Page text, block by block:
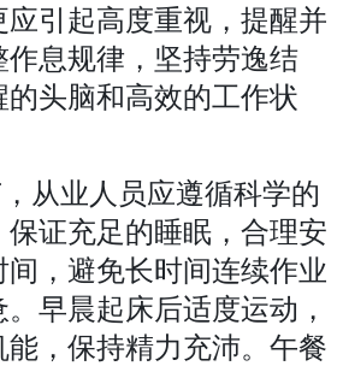
引起高度重视，提醒并
息规律，坚持劳逸结
头脑和高效的工作状
业人员应遵循科学的
证充足的睡眠，合理安
，避免长时间连续作业
早晨起床后适度运动，
，保持精力充沛。午餐